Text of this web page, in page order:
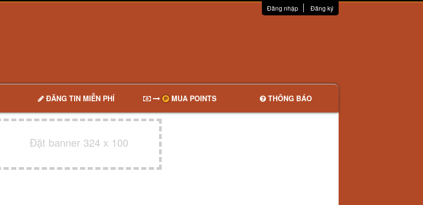
Đăng nhập Đăng ký
ĐĂNG TIN MIỄN PHÍ MUA POINTS THÔNG BÁO
Đặt banner 324 x 100